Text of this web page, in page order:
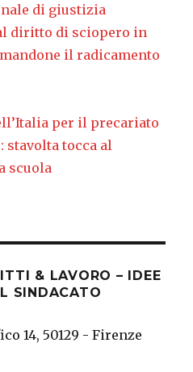
di giustizia
diritto di sciopero in
il radicamento
per il precariato
stavolta tocca al
scuola
& LAVORO – IDEE
SINDACATO
14, 50129 - Firenze